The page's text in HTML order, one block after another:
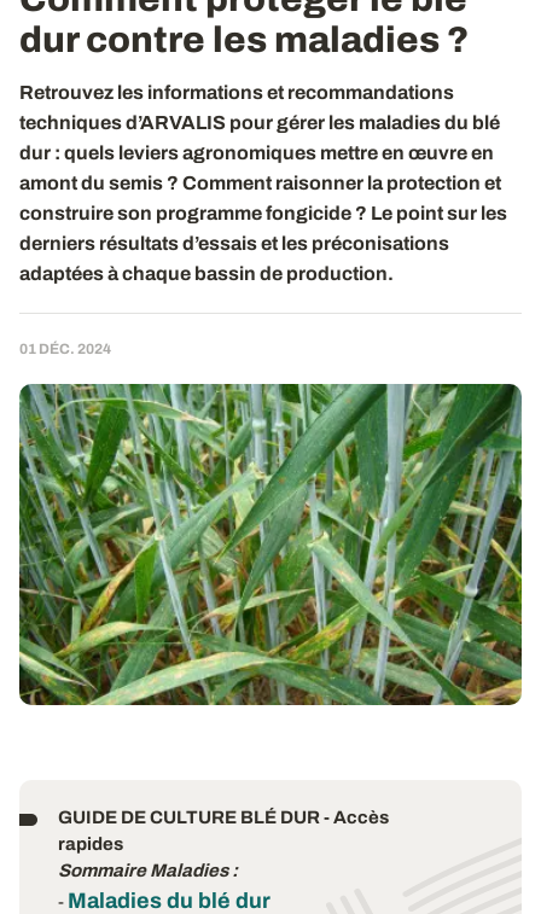
dur contre les maladies ?
Retrouvez les informations et recommandations
techniques d’ARVALIS pour gérer les maladies du blé
dur : quels leviers agronomiques mettre en œuvre en
amont du semis ? Comment raisonner la protection et
construire son programme fongicide ? Le point sur les
derniers résultats d’essais et les préconisations
adaptées à chaque bassin de production.
01 DÉC. 2024
GUIDE DE CULTURE BLÉ DUR - Accès
rapides
Sommaire Maladies :
- Maladies du blé dur